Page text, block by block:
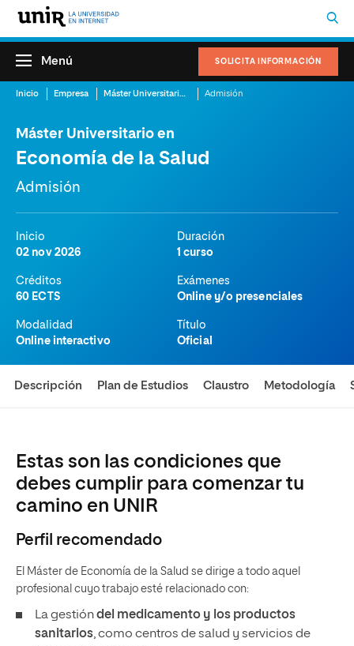
SOLICITA INFORMACIÓN
Menú
Inicio Empresa Máster Universitario en Economía de la Salud Admisión
Máster Universitario en
Economía de la Salud
Admisión
Inicio
02 nov 2026
Duración
1 curso
Créditos
60 ECTS
Exámenes
Online y/o presenciales
Modalidad
Online interactivo
Título
Oficial
Descripción Plan de Estudios Claustro Metodología
Estas son las condiciones que
debes cumplir para comenzar tu
camino en UNIR
Perfil recomendado
El Máster de Economía de la Salud se dirige a todo aquel
profesional cuyo trabajo esté relacionado con:
La gestióndel medicamento y los productos
sanitarios, como centros de salud y servicios de